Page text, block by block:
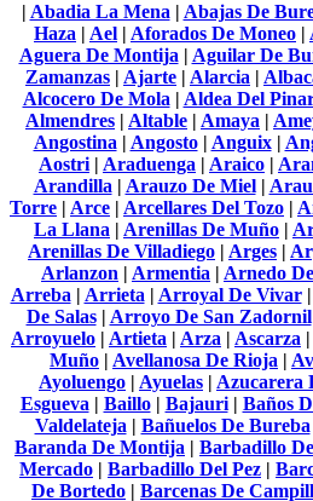
| Abadia La Mena| Abajas De
Haza | Ael | Aforados De Moneo |
Aguera De Montija| Aguilar De
Zamanzas | Ajarte | Alarcia |
Alcocero De Mola| Aldea Del
Almendres | Altable | Amaya |
Angostina| Angosto| Anguix|
Aostri| Araduenga | Araico |
Arandilla| Arauzo De Miel|
Torre | Arce | Arcellares Del Tozo |
La Llana | Arenillas De Muño |
Arenillas De Villadiego | Arges |
Arlanzon | Armentia | Arnedo
Arreba| Arrieta| Arroyal De Vivar|
De Salas| Arroyo De San Zadornil
Arroyuelo | Artieta | Arza | Ascarza |
Muño | Avellanosa De Rioja |
Ayoluengo | Ayuelas | Azucarera
Esgueva| Baillo| Bajauri| Baños
Valdelateja| Bañuelos De Bureba
Baranda De Montija | Barbadillo
Mercado | Barbadillo Del Pez |
De Bortedo | Barcenas De